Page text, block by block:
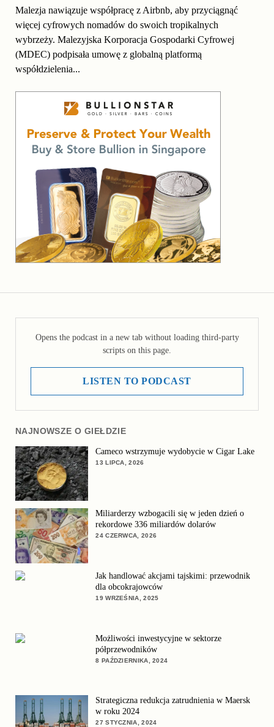
Malezja nawiązuje współpracę z Airbnb, aby przyciągnąć
więcej cyfrowych nomadów do swoich tropikalnych
wybrzeży. Malezyjska Korporacja Gospodarki Cyfrowej
(MDEC) podpisała umowę z globalną platformą
współdzielenia...
Opens the podcast in a new tab without loading third-party
scripts on this page.
LISTEN TO PODCAST
NAJNOWSZE O GIEŁDZIE
Cameco wstrzymuje wydobycie w Cigar Lake
13 LIPCA, 2026
Miliarderzy wzbogacili się w jeden dzień o
rekordowe 336 miliardów dolarów
24 CZERWCA, 2026
Jak handlować akcjami tajskimi: przewodnik
dla obcokrajowców
19 WRZEŚNIA, 2025
Możliwości inwestycyjne w sektorze
półprzewodników
8 PAŹDZIERNIKA, 2024
Strategiczna redukcja zatrudnienia w Maersk
w roku 2024
27 STYCZNIA, 2024